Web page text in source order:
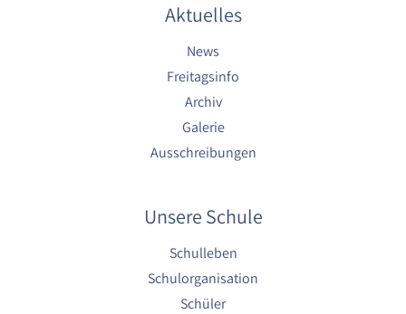
Aktuelles
News
Freitagsinfo
Archiv
Galerie
Ausschreibungen
Unsere Schule
Schulleben
Schulorganisation
Schüler